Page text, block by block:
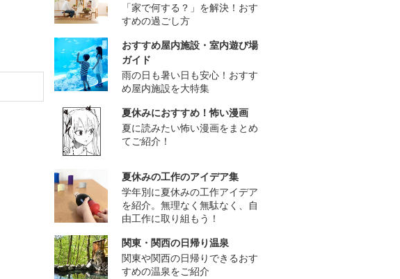
「家で何する？」を解決！おす
すめの過ごし方
おすすめ屋内施設・室内遊び場
ガイド
雨の日も暑い日も安心！おすす
め屋内施設を大特集
夏休みにおすすめ！怖い漫画
夏に読みたい怖い漫画をまとめ
てご紹介！
夏休みの工作のアイデア集
学年別に夏休みの工作アイデア
を紹介。無理なく無駄なく、自
由工作に取り組もう！
関東・関西の日帰り温泉
関東や関西の日帰りできるおす
すめの温泉をご紹介